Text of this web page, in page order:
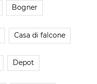
Bogner
Casa di falcone
Depot